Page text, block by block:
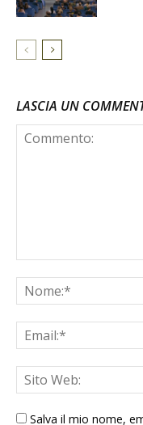
LASCIA UN
Salva il mio nome,